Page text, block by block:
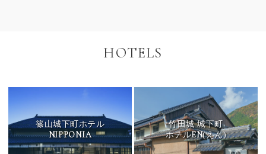
HOTELS
篠山城下町ホテル
NIPPONIA
竹田城 城下町
ホテルEN(えん)